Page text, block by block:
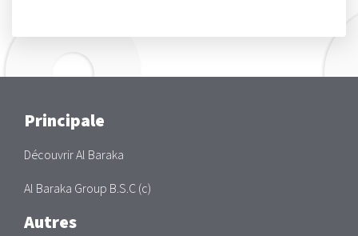
Main
Principale
Découvrir Al Baraka
Al Baraka Group B.S.C (c)
Autres